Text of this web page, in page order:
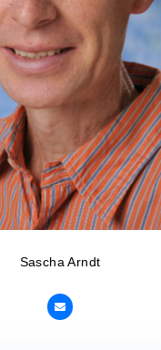
Sascha Arndt